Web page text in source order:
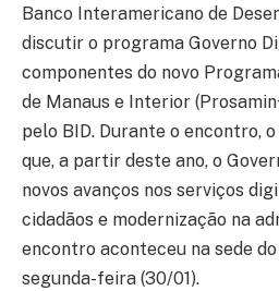
Banco Interamericano de
discutir o programa Governo
componentes do novo
de Manaus e Interior
pelo BID. Durante o encontro,
que, a partir deste ano, o
novos avanços nos serviços
cidadãos e modernização na
encontro aconteceu na sede
segunda-feira (30/01).